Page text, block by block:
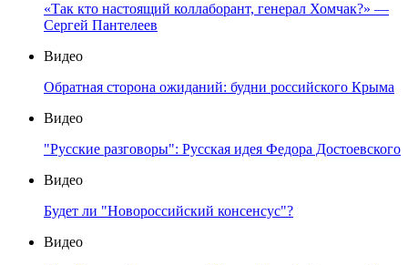
«Так кто настоящий коллаборант, генерал Хомчак?» —
Сергей Пантелеев
Видео
Обратная сторона ожиданий: будни российского Крыма
Видео
"Русские разговоры": Русская идея Федора Достоевского
Видео
Будет ли "Новороссийский консенсус"?
Видео